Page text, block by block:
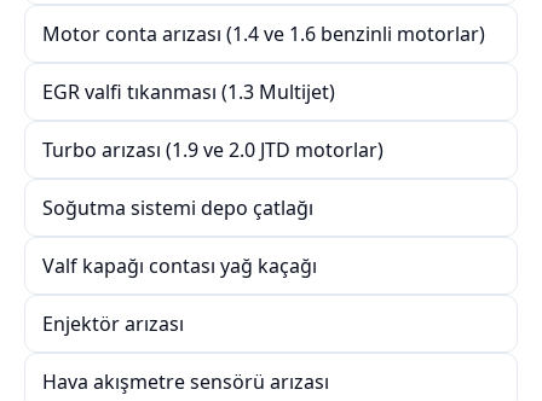
Motor conta arızası (1.4 ve 1.6 benzinli motorlar)
EGR valfi tıkanması (1.3 Multijet)
Turbo arızası (1.9 ve 2.0 JTD motorlar)
Soğutma sistemi depo çatlağı
Valf kapağı contası yağ kaçağı
Enjektör arızası
Hava akışmetre sensörü arızası